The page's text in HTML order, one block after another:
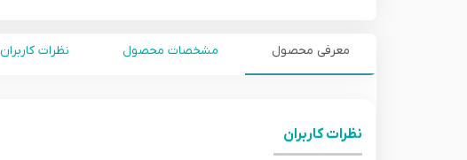
معرفی محصول مشخصات محصول نظرات کاربران
نظرات کاربران